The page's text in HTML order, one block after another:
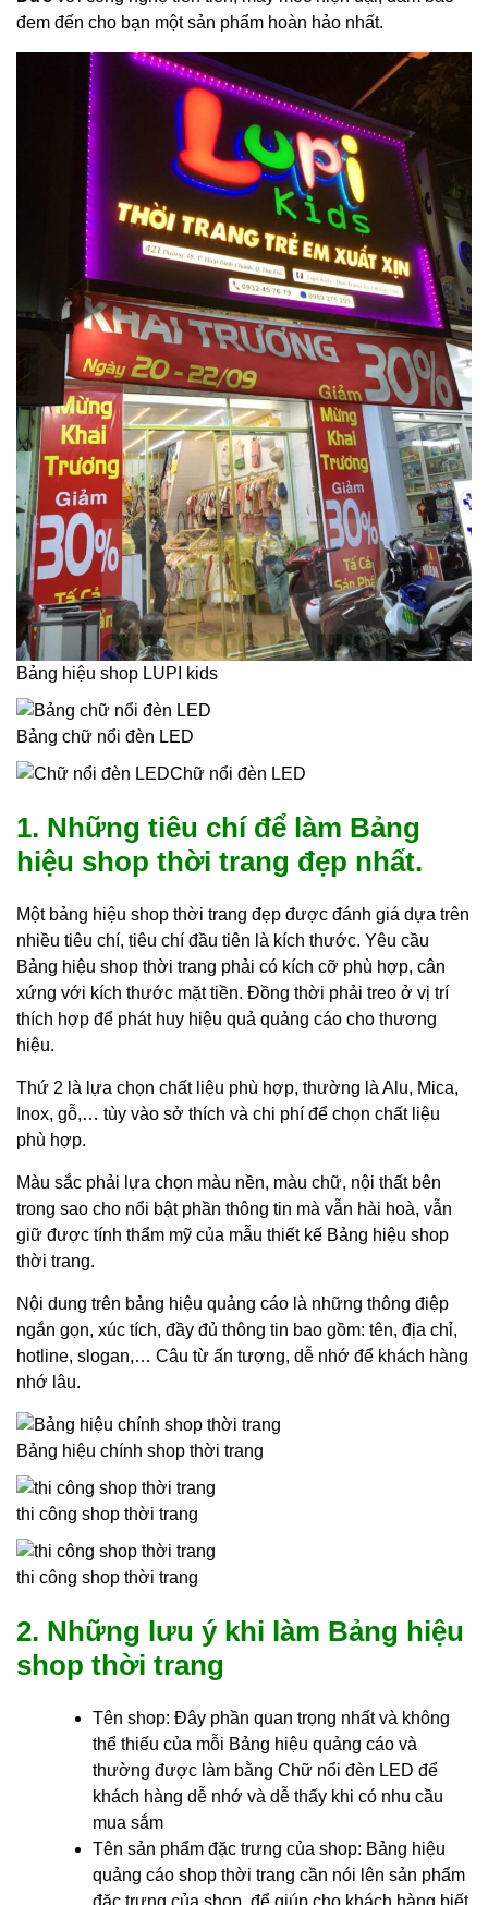
đem đến cho bạn một sản phẩm hoàn hảo nhất.
Bảng hiệu shop LUPI kids
Bảng chữ nổi đèn LED
Chữ nổi đèn LED
1. Những tiêu chí để làm Bảng
hiệu shop thời trang đẹp nhất.
Một bảng hiệu shop thời trang đẹp được đánh giá dựa trên
nhiều tiêu chí, tiêu chí đầu tiên là kích thước. Yêu cầu
Bảng hiệu shop thời trang phải có kích cỡ phù hợp, cân
xứng với kích thước mặt tiền. Đồng thời phải treo ở vị trí
thích hợp để phát huy hiệu quả quảng cáo cho thương
hiệu.
Thứ 2 là lựa chọn chất liệu phù hợp, thường là Alu, Mica,
Inox, gỗ,… tùy vào sở thích và chi phí để chọn chất liệu
phù hợp.
Màu sắc phải lựa chọn màu nền, màu chữ, nội thất bên
trong sao cho nổi bật phần thông tin mà vẫn hài hoà, vẫn
giữ được tính thẩm mỹ của mẫu thiết kế Bảng hiệu shop
thời trang.
Nội dung trên bảng hiệu quảng cáo là những thông điệp
ngắn gọn, xúc tích, đầy đủ thông tin bao gồm: tên, địa chỉ,
hotline, slogan,… Câu từ ấn tượng, dễ nhớ để khách hàng
nhớ lâu.
Bảng hiệu chính shop thời trang
thi công shop thời trang
thi công shop thời trang
2. Những lưu ý khi làm Bảng hiệu
shop thời trang
Tên shop: Đây phần quan trọng nhất và không
thể thiếu của mỗi Bảng hiệu quảng cáo và
thường được làm bằng Chữ nổi đèn LED để
khách hàng dễ nhớ và dễ thấy khi có nhu cầu
mua sắm
Tên sản phẩm đặc trưng của shop: Bảng hiệu
quảng cáo shop thời trang cần nói lên sản phẩm